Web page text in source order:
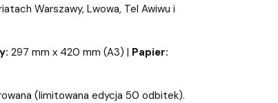
Warszawy, Lwowa, Tel Awiwu i
297 mm x 420 mm (A3) | Papier:
(limitowana edycja 50 odbitek).